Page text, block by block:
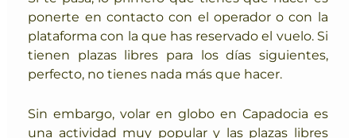
ponerte en contacto con el operador o con la
plataforma con la que has reservado el vuelo. Si
tienen plazas libres para los días siguientes,
perfecto, no tienes nada más que hacer.
Sin embargo, volar en globo en Capadocia es
una actividad muy popular y las plazas libres